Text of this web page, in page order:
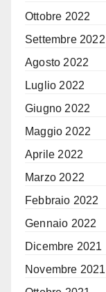
Ottobre 2022
Settembre 2022
Agosto 2022
Luglio 2022
Giugno 2022
Maggio 2022
Aprile 2022
Marzo 2022
Febbraio 2022
Gennaio 2022
Dicembre 2021
Novembre 2021